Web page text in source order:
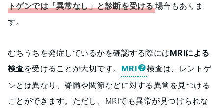
トゲンでは「異常なし」と診断を受ける場合もありま
す。
むちうちを発症しているかを確認する際にはMRIによる
検査を受けることが大切です。 MRI
検査は、レントゲ
ンとは異なり、脊髄や関節などに対する異常を見つける
ことができます。ただし、MRIでも異常が見つけられな